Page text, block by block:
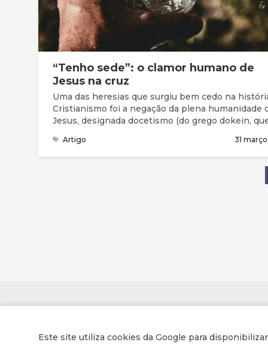
Este site utiliza cookies da Google para
“Tenho sede”: o clamor humano de
Jesus na cruz
Uma das heresias que surgiu bem cedo na
Cristianismo foi a negação da plena humanidade
Jesus, designada docetismo (do grego dokein,
Artigo 31